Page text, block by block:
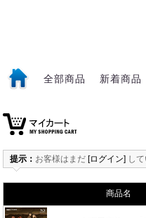
全部商品 新着商品
提示： お客様はまだ [ログイン] し
商品名